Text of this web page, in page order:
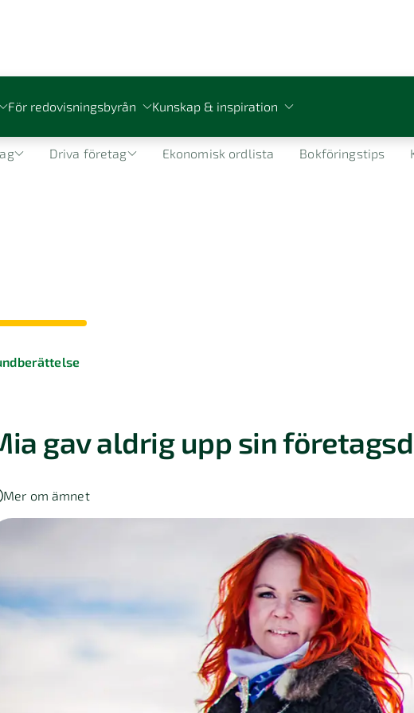
För redovisningsbyrån Kunskap & inspiration
Företagsguide
Driva företag Ekonomisk ordlista Bokföringstips
gav aldrig upp sin
Mer om ämnet